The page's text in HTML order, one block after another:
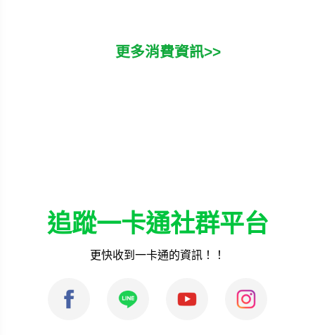
更多消費資訊>>
追蹤一卡通社群平台
更快收到一卡通的資訊！！